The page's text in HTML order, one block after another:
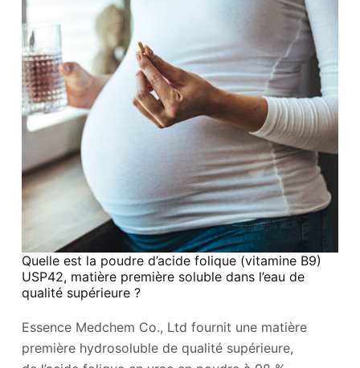
Quelle est la poudre d’acide folique (vitamine B9)
USP42, matière première soluble dans l’eau de
qualité supérieure ?
Essence Medchem Co., Ltd fournit une matière
première hydrosoluble de qualité supérieure,